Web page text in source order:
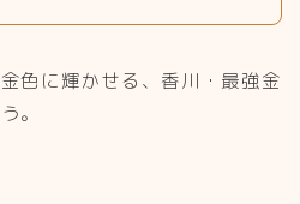
色に輝かせる、香川・最強金
。